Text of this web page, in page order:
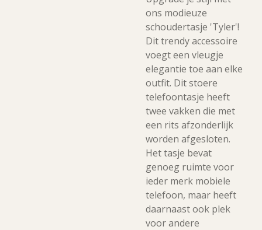
ons modieuze
schoudertasje 'Tyler'!
Dit trendy accessoire
voegt een vleugje
elegantie toe aan elke
outfit. Dit stoere
telefoontasje heeft
twee vakken die met
een rits afzonderlijk
worden afgesloten.
Het tasje bevat
genoeg ruimte voor
ieder merk mobiele
telefoon, maar heeft
daarnaast ook plek
voor andere